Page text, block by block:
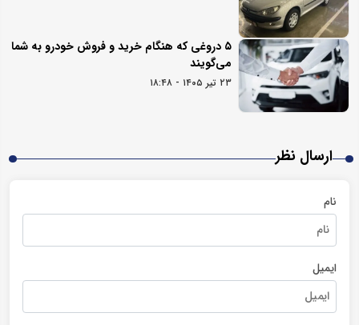
۵ دروغی که هنگام خرید و فروش خودرو به شما
می‌گویند
۲۳ تیر ۱۴۰۵ - ۱۸:۴۸
ارسال نظر
نام
ایمیل